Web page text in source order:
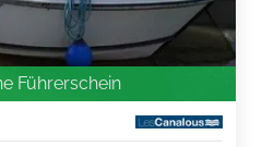
Führerschein